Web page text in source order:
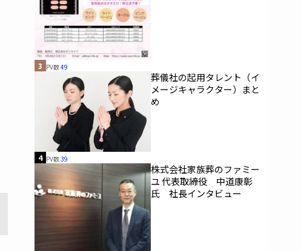
3 PV数49
葬儀社の起用タレント（イ
メージキャラクター）まと
め
4 PV数39
株式会社家族葬のファミー
ユ 代表取締役 中道康彰
氏 社長インタビュー